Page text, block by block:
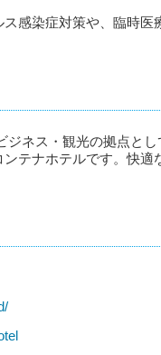
感染症対策や、臨時
ジネス・観光の拠点と
テナホテルです。快